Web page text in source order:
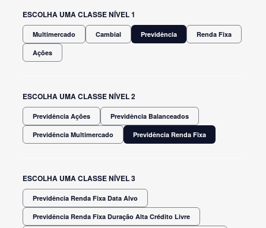
ESCOLHA UMA CLASSE NÍVEL 1
Multimercado Cambial Previdência Renda Fixa
Ações
ESCOLHA UMA CLASSE NÍVEL 2
Previdência Ações Previdência Balanceados
Previdência Multimercado Previdência Renda Fixa
ESCOLHA UMA CLASSE NÍVEL 3
Previdência Renda Fixa Data Alvo
Previdência Renda Fixa Duração Alta Crédito Livre